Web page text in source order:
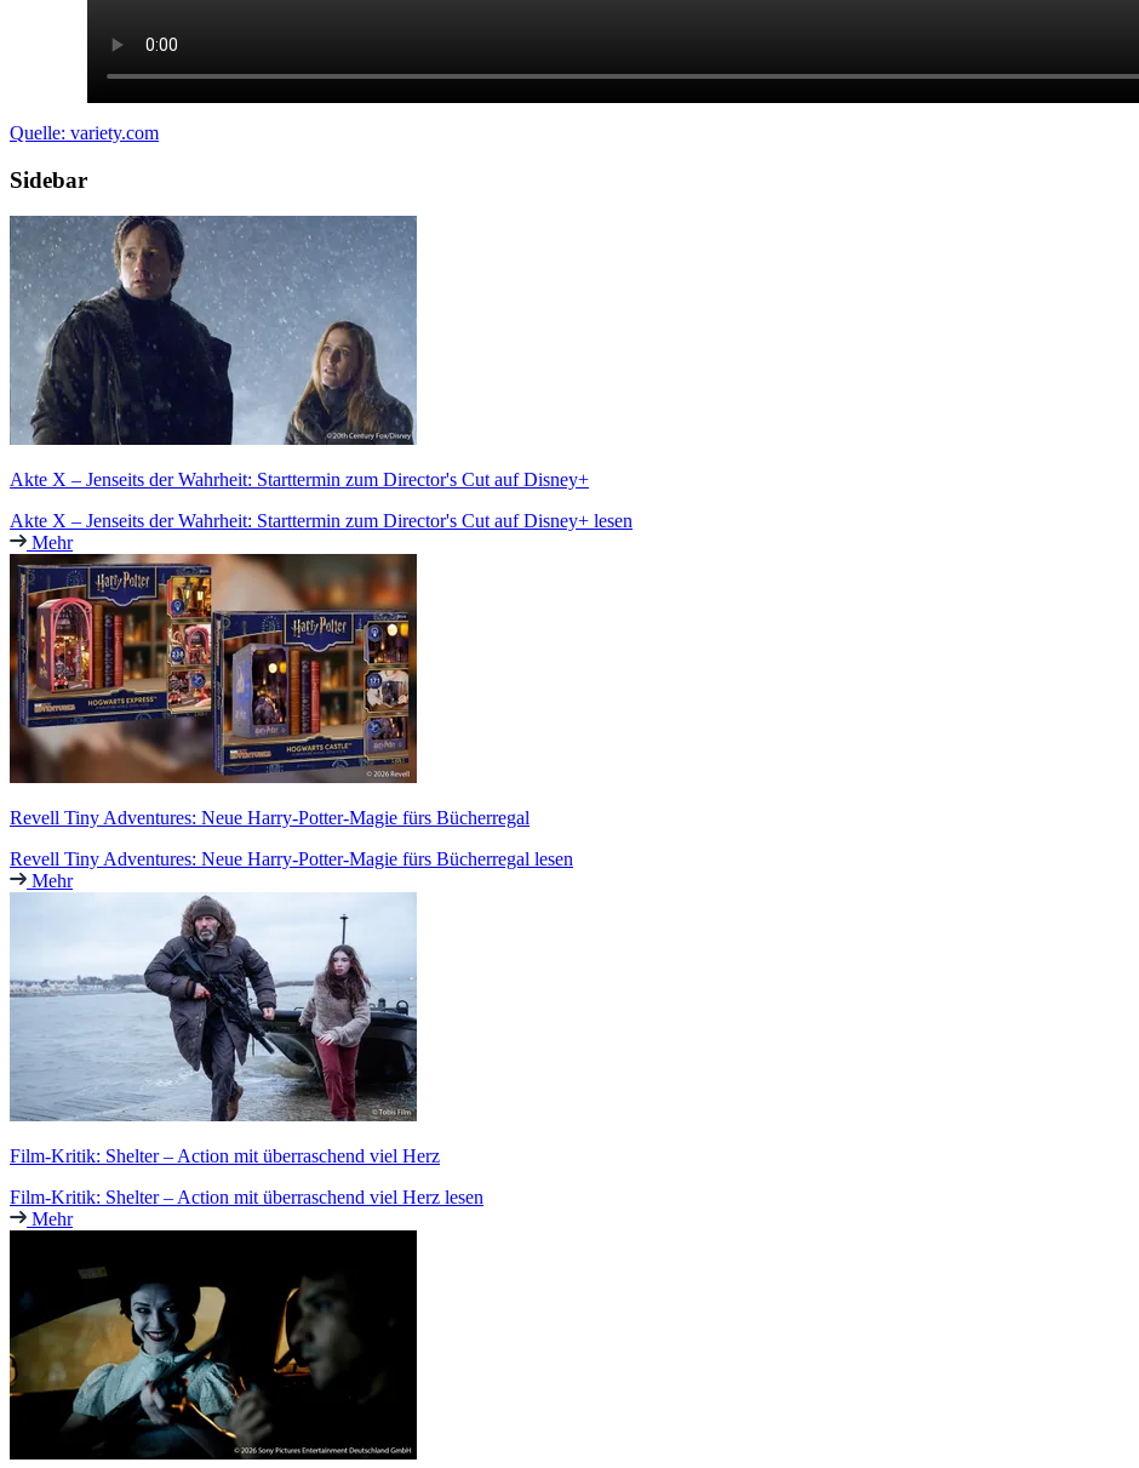
Quelle: variety.com
Sidebar
Akte X – Jenseits der Wahrheit: Starttermin zum Director's Cut auf Disney+
Akte X – Jenseits der Wahrheit: Starttermin zum Director's Cut auf Disney+ lesen
Mehr
Revell Tiny Adventures: Neue Harry-Potter-Magie fürs Bücherregal
Revell Tiny Adventures: Neue Harry-Potter-Magie fürs Bücherregal lesen
Mehr
Film-Kritik: Shelter – Action mit überraschend viel Herz
Film-Kritik: Shelter – Action mit überraschend viel Herz lesen
Mehr